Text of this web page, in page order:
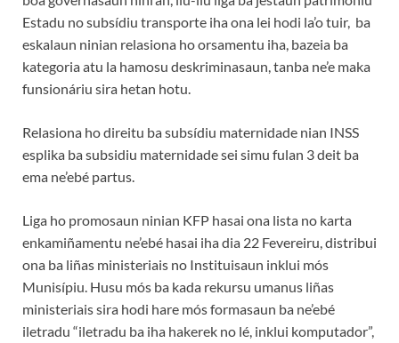
Estadu no subsídiu transporte iha ona lei hodi la’o tuir, ba
eskalaun ninian relasiona ho orsamentu iha, bazeia ba
kategoria atu la hamosu deskriminasaun, tanba ne’e maka
funsionáriu sira hetan hotu.
Relasiona ho direitu ba subsídiu maternidade nian INSS
esplika ba subsidiu maternidade sei simu fulan 3 deit ba
ema ne’ebé partus.
Liga ho promosaun ninian KFP hasai ona lista no karta
enkamiñamentu ne’ebé hasai iha dia 22 Fevereiru, distribui
ona ba liñas ministeriais no Instituisaun inklui mós
Munisípiu. Husu mós ba kada rekursu umanus liñas
ministeriais sira hodi hare mós formasaun ba ne’ebé
iletradu “iletradu ba iha hakerek no lé, inklui komputador”,